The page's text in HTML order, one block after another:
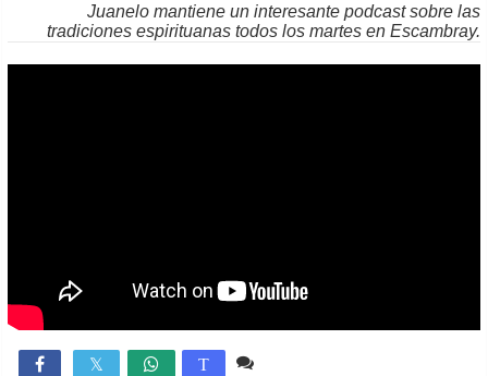
Juanelo mantiene un interesante podcast sobre las
tradiciones espirituanas todos los martes en Escambray.
 T